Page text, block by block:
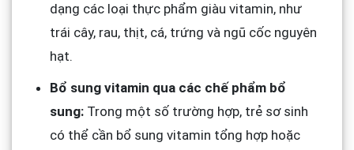
dạng các loại thực phẩm giàu vitamin, như
trái cây, rau, thịt, cá, trứng và ngũ cốc nguyên
hạt.
Bổ sung vitamin qua các chế phẩm bổ
sung:Trong một số trường hợp, trẻ sơ sinh
có thể cần bổ sung vitamin tổng hợp hoặc